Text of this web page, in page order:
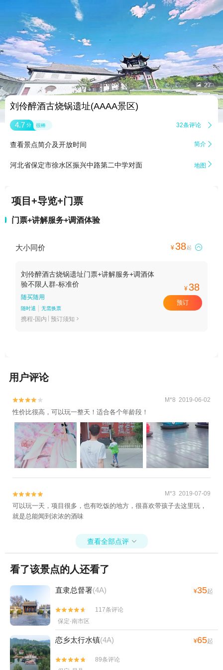
 27
刘伶醉酒古烧锅遗址(AAAA景区)
4.7 分 很棒 32条评论 
查看景点简介及开放时间 简介 
河北省保定市徐水区振兴中路第二中学对面 地图 
项目+导览+门票
门票+讲解服务+调酒体验
大小同价 ¥38起 
刘伶醉酒古烧锅遗址门票+讲解服务+调酒体
验不限人群-标准价
随买随用
随时退 无需换票
携程-国内 预订须知 
¥38
预订
用户评论

 M*8 2019-06-02
性价比很高，可以玩一整天！适合各个年龄段！

 M*3 2019-07-09
可以玩一天，项目很多，也有吃饭的地方，很喜欢带孩子去这里玩，
就是总能闻到浓浓的酒味
查看全部点评 
看了该景点的人还看了
直隶总督署(4A) ¥35起


117条评论
保定·南市区
恋乡太行水镇(4A) ¥65起


89条评论